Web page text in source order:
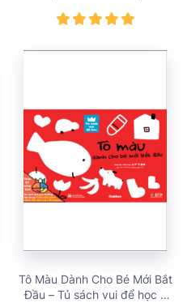
Tô Màu Dành Cho Bé Mới Bắt
Đầu – Tủ sách vui để học –